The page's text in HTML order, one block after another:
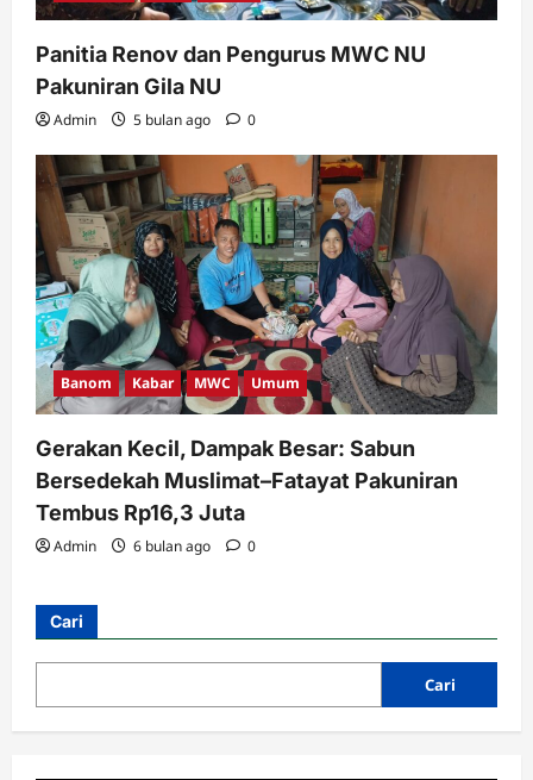
Panitia Renov dan Pengurus MWC NU
Pakuniran Gila NU
Admin 5 bulan ago 0
Banom Kabar MWC Umum
Gerakan Kecil, Dampak Besar: Sabun
Bersedekah Muslimat–Fatayat Pakuniran
Tembus Rp16,3 Juta
Admin 6 bulan ago 0
Cari
Cari